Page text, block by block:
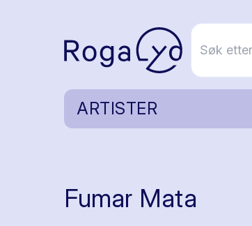
ARTISTER
Fumar Mata